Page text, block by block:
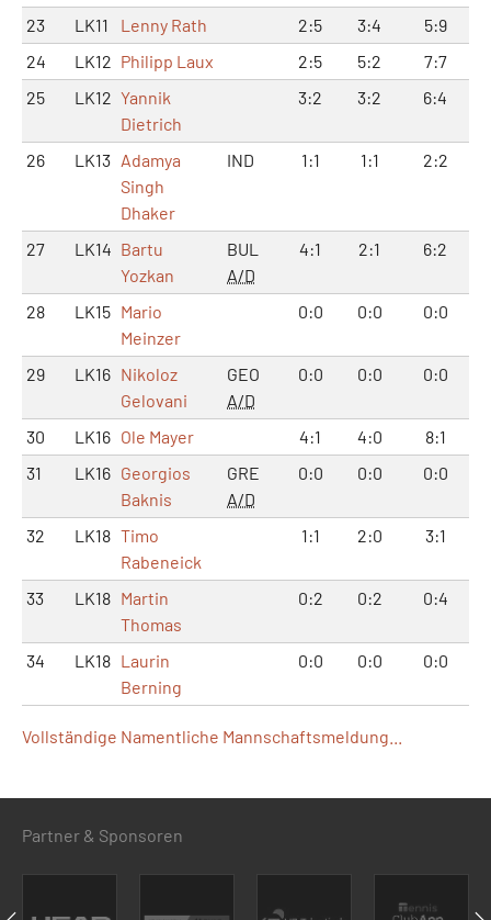
23 LK11 Lenny Rath 2:5 3:4
5:9
24
LK12 Philipp Laux 2:5 5:2
7:7
25
LK12 Yannik
Dietrich
3:2 3:2 6:4
26 LK13 Adamya
Singh
Dhaker
IND 1:1 1:1 2:2
27 LK14 Bartu
Yozkan
BUL
A/D
4:1 2:1 6:2
28 LK15 Mario
Meinzer
0:0 0:0 0:0
29 LK16 Nikoloz
Gelovani
GEO
A/D
0:0 0:0 0:0
30 LK16 Ole Mayer 4:1 4:0
8:1
31
LK16 Georgios
Baknis
GRE
A/D
0:0 0:0 0:0
32 LK18 Timo
Rabeneick
1:1 2:0 3:1
33 LK18 Martin
Thomas
0:2 0:2 0:4
34 LK18 Laurin
Berning
0:0 0:0 0:0
Vollständige Namentliche Mannschaftsmeldung...
Partner & Sponsoren